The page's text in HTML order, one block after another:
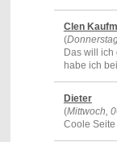
Clen
(
Das will ich
habe ich
Dieter
(Mittwoch,
Coole Seite